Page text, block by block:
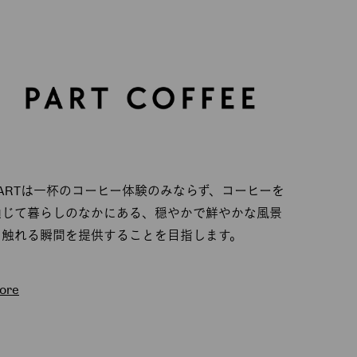
は一杯のコーヒー体験のみならず、コーヒーを
て暮らしのなかにある、穏やかで鮮やかな風景
れる瞬間を提供することを目指します。